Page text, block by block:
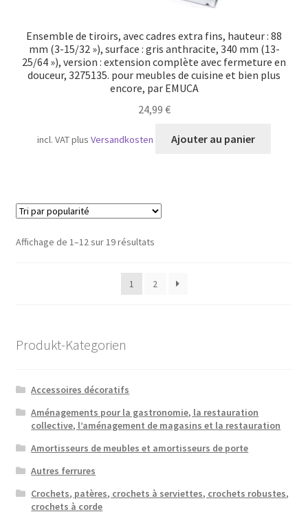
Ensemble de tiroirs, avec cadres extra fins, hauteur : 88
mm (3-15/32 »), surface : gris anthracite, 340 mm (13-
25/64 »), version : extension complète avec fermeture en
douceur, 3275135. pour meubles de cuisine et bien plus
encore, par EMUCA
24,99 €
incl. VATplusVersandkosten Ajouter au panier
Affichage de 1–12 sur 19 résultatsTrié
1
2
Produkt-Kategorien
Accessoires décoratifs
Aménagements pour la gastronomie, la restauration
collective, l’aménagement de magasins et la restauration
Amortisseurs de meubles et amortisseurs de porte
Autres ferrures
Crochets, patères, crochets à serviettes, crochets robustes,
crochets à corde